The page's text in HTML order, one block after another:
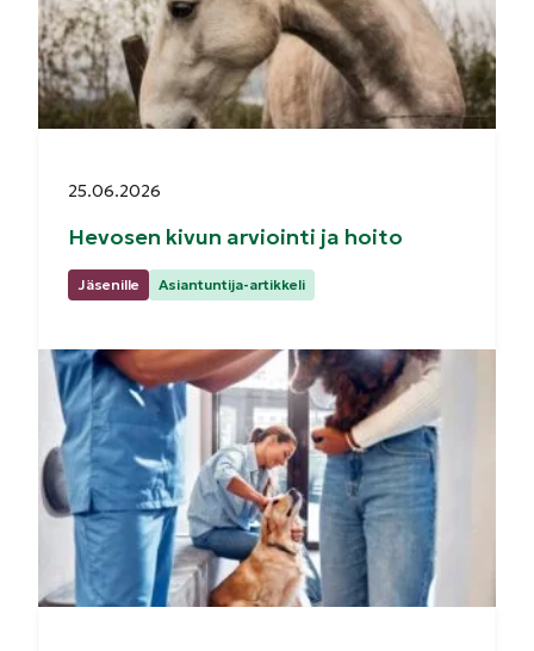
Hevosen kivun arviointi ja hoito
Julkaistu:
25.06.2026
Jäsenille
Kategoriat:Asiantuntija-artikkeli